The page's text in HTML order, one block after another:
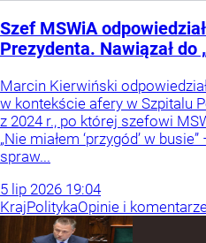
Szef MSWiA
Prezydenta. Nawiązał do
Marcin Kierwiński
w kontekście afery w Szpitalu
z 2024 r., po której szefowi
„Nie miałem ‘przygód’ w
spraw...
5 lip 2026 19:04
KrajPolitykaOpinie i